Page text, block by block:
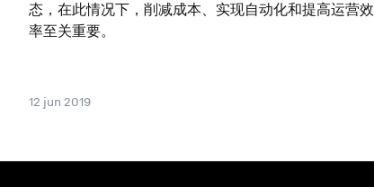
态，在此情况下，削减成本、实现自动化和提高运营效
率至关重要。
12 jun 2019